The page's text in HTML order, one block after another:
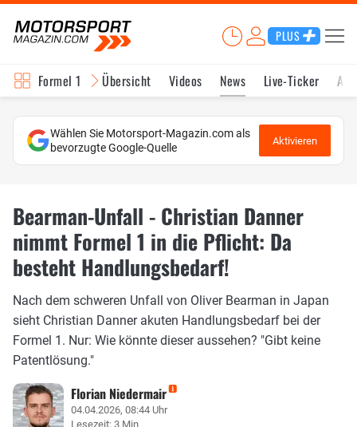
PLUS
Formel 1 Übersicht Videos News Live-Ticker
Wählen Sie Motorsport-Magazin.com als
bevorzugte Google-Quelle
Aktivieren
Bearman-Unfall - Christian Danner
nimmt Formel 1 in die Pflicht: Da
besteht Handlungsbedarf!
Nach dem schweren Unfall von Oliver Bearman in Japan
sieht Christian Danner akuten Handlungsbedarf bei der
Formel 1. Nur: Wie könnte dieser aussehen? "Gibt keine
Patentlösung."
Florian Niedermair
04.04.2026, 08:44 Uhr
Lesezeit: 3 Min